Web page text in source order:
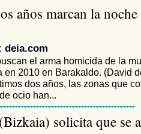
años marcan la noche
deia.com
el arma homicida de la
en 2010 en Barakaldo. (David
dos años, las zonas que
ocio han...
solicita que se